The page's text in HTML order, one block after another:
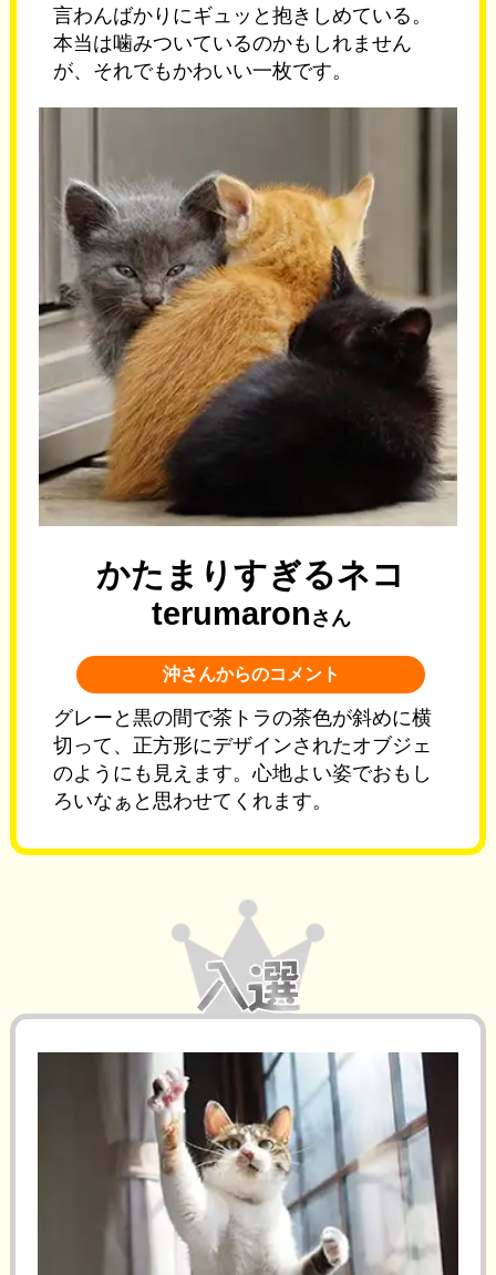
言わんばかりにギュッと抱きしめている。
本当は噛みついているのかもしれません
が、それでもかわいい一枚です。
かたまりすぎるネコ
terumaron さん
沖さんからのコメント
グレーと黒の間で茶トラの茶色が斜めに横
切って、正方形にデザインされたオブジェ
のようにも見えます。心地よい姿でおもし
ろいなぁと思わせてくれます。